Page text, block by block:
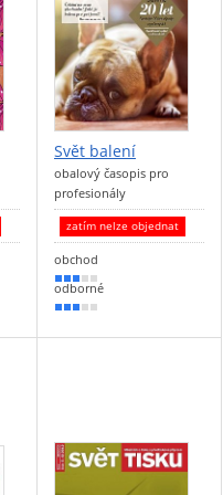
Svět balení
obalový časopis pro
profesionály
zatím nelze objednat
obchod
60 %
odborné
50 %